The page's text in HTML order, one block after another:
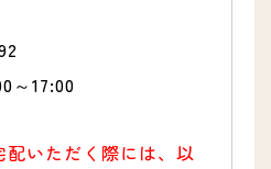
～17:00
いただく際には、以